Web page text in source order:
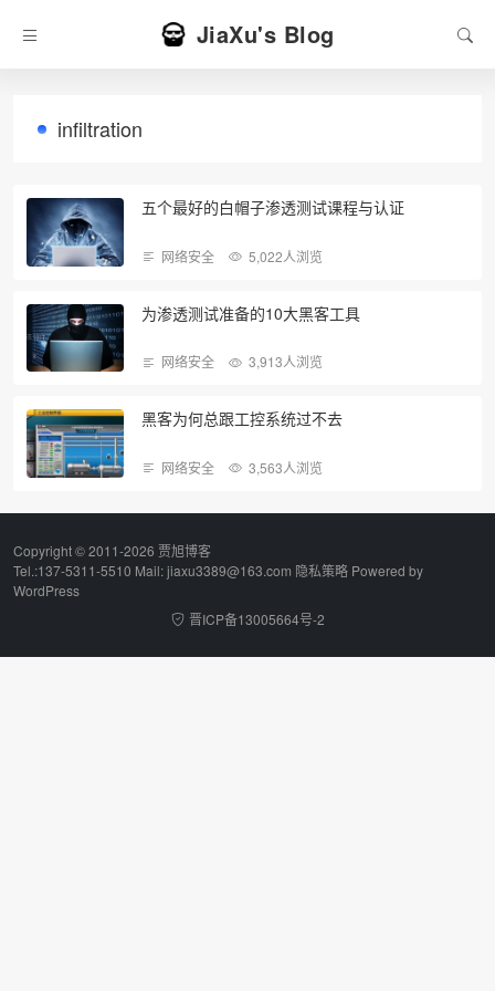
JiaXu's Blog
infiltration
五个最好的白帽子渗透测试课程与认证
网络安全 5,022人浏览
为渗透测试准备的10大黑客工具
网络安全 3,913人浏览
黑客为何总跟工控系统过不去
网络安全 3,563人浏览
Copyright © 2011-2026 贾旭博客
Tel.:137-5311-5510 Mail: jiaxu3389@163.com 隐私策略 Powered by
WordPress
晋ICP备13005664号-2